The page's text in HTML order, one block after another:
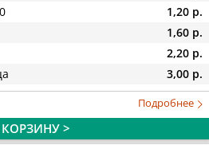
1,20 р.
1,60 р.
2,20 р.
3,00 р.
Подробнее
КОРЗИНУ >